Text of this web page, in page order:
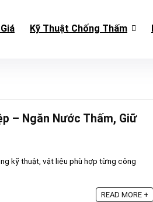
Kỹ Thuật Chống Thấm
– Ngăn Nước Thấm, Giữ
kỹ thuật, vật liệu phù hợp từng công
READ MORE +